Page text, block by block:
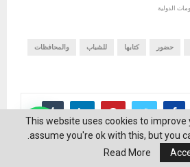
الدولية
حضور كتابها للشباب والمحافظات
This website uses cookies to improve
assume you're ok with this, but you
Read More